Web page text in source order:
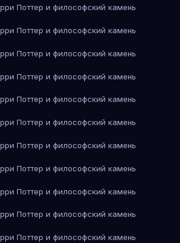
Поттер и философский камень
Поттер и философский камень
Поттер и философский камень
Поттер и философский камень
Поттер и философский камень
Поттер и философский камень
Поттер и философский камень
Поттер и философский камень
Поттер и философский камень
Поттер и философский камень
Поттер и философский камень